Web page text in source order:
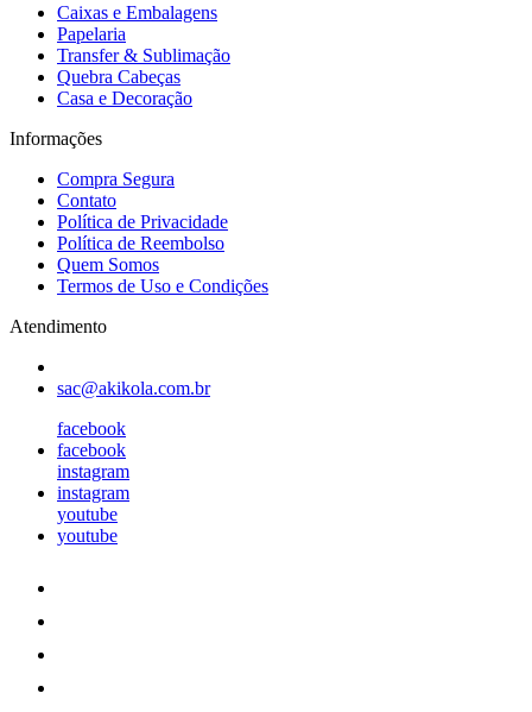
Caixas e Embalagens
Papelaria
Transfer & Sublimação
Quebra Cabeças
Casa e Decoração
Informações
Compra Segura
Contato
Política de Privacidade
Política de Reembolso
Quem Somos
Termos de Uso e Condições
Atendimento
sac@akikola.com.br
facebook
facebook
instagram
instagram
youtube
youtube